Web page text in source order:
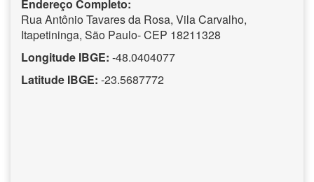
Endereço Completo:
Rua Antônio Tavares da Rosa, Vila Carvalho,
Itapetininga, São Paulo- CEP 18211328
Longitude IBGE: -48.0404077
Latitude IBGE: -23.5687772